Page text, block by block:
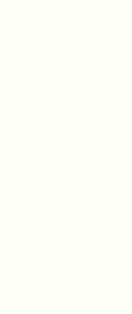
examens
de
maths, heures